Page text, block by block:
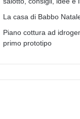
La casa di Babbo
Piano cottura ad
primo prototipo